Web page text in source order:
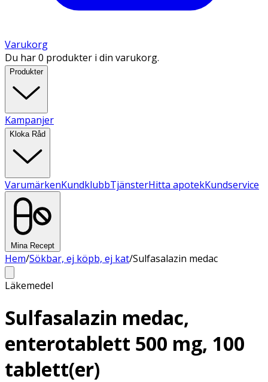
Varukorg
Du har 0 produkter i din varukorg.
Produkter
Kampanjer
Kloka Råd
VarumärkenKundklubbTjänsterHitta apotekKundservice
Mina Recept
Hem/Sökbar, ej köpb, ej kat/Sulfasalazin medac
Läkemedel
Sulfasalazin medac,
enterotablett 500 mg, 100
tablett(er)